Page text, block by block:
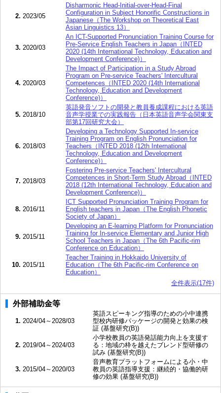
2. 2023/05
Disharmonic Head-Initial-over-Head-Final
Configuration in Subject Honorific Constructions in
Japanese（The Workshop on Theoretical East
Asian Linguistics 13）
3. 2020/03
An ICT-Supported Pronunciation Training Course for
Pre-Service English Teachers in Japan（INTED
2020 (14th International Technology, Education and
Development Conference)）
4. 2020/03
The Impact of Participation in a Study Abroad
Program on Pre-service Teachers' Intercultural
Competences（INTED 2020 (14th International
Technology, Education and Development
Conference)）
5. 2018/10
英語発音ソフトの開発と教員養成課程における英語
音声学授業での実践報告（日本英語音声学会関東支
部第17回研究大会）
6. 2018/03
Developing a Technology Supported In-service
Training Program on English Pronunciation for
Teachers（INTED 2018 (12th International
Technology, Education and Development
Conference)）
7. 2018/03
Fostering Pre-service Teachers' Intercultural
Competences in Short-Term Study Abroad（INTED
2018 (12th International Technology, Education and
Development Conference)）
8. 2016/11
ICT Supported Pronunciation Training Program for
English teachers in Japan（The English Phonetic
Society of Japan）
9. 2015/11
Developing an E-learning Platform for Pronunciation
Training for In-service Elementary and Junior High
School Teachers in Japan（The 6th Pacific-rim
Conference on Education）
10. 2015/11
Teacher Training in Hokkaido University of
Education（The 6th Pacific-rim Conference on
Education）
全件表示(17件)
外部補助金等
1. 2024/04～2028/03
英語スピーキング指導のための小中連携
型校内研修パッケージの開発と効果の検
証 (基盤研究(B))
2. 2019/04～2024/03
小学校教員の英語発話能力向上を支援す
る：地域の枠を越えたブレンド型研修の
試み (基盤研究(B))
3. 2015/04～2020/03
音声教育プラットフォームによる小・中
教員の英語指導支援：継続的・協働的研
修の効果 (基盤研究(B))